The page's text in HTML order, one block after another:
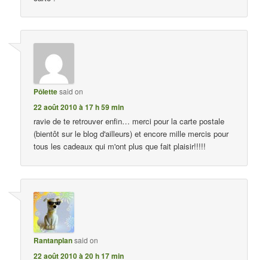
Pôlettesaid on
22 août 2010 à 17 h 59 min
ravie de te retrouver enfin… merci pour la carte postale
(bientôt sur le blog d'ailleurs) et encore mille mercis pour
tous les cadeaux qui m'ont plus que fait plaisir!!!!!
Rantanplansaid on
22 août 2010 à 20 h 17 min